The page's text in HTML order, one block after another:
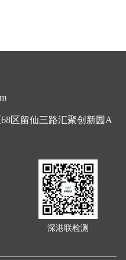
区留仙三路汇聚创新园A
深港联检测